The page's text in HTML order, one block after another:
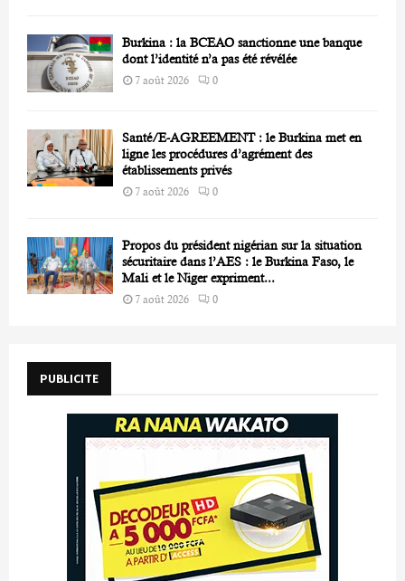
Burkina : la BCEAO sanctionne une banque
dont l’identité n’a pas été révélée
7 août 2026 0
Santé/E-AGREEMENT : le Burkina met en
ligne les procédures d’agrément des
établissements privés
7 août 2026 0
Propos du président nigérian sur la situation
sécuritaire dans l’AES : le Burkina Faso, le
Mali et le Niger expriment...
7 août 2026 0
PUBLICITE